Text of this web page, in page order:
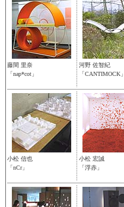
藤間 里奈
「nap*cot」
河野 佐智紀
「CANTIMOCK」
小松 信也
「nCr」
小松 宏誠
「浮赤」